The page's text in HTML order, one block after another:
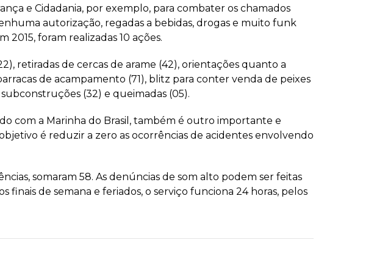
e Cidadania, por exemplo, para combater os chamados
autorização, regadas a bebidas, drogas e muito funk
foram realizadas 10 ações.
retiradas de cercas de arame (42), orientações quanto a
de acampamento (71), blitz para conter venda de peixes
(32) e queimadas (05).
com a Marinha do Brasil, também é outro importante e
é reduzir a zero as ocorrências de acidentes envolvendo
somaram 58. As denúncias de som alto podem ser feitas
de semana e feriados, o serviço funciona 24 horas, pelos